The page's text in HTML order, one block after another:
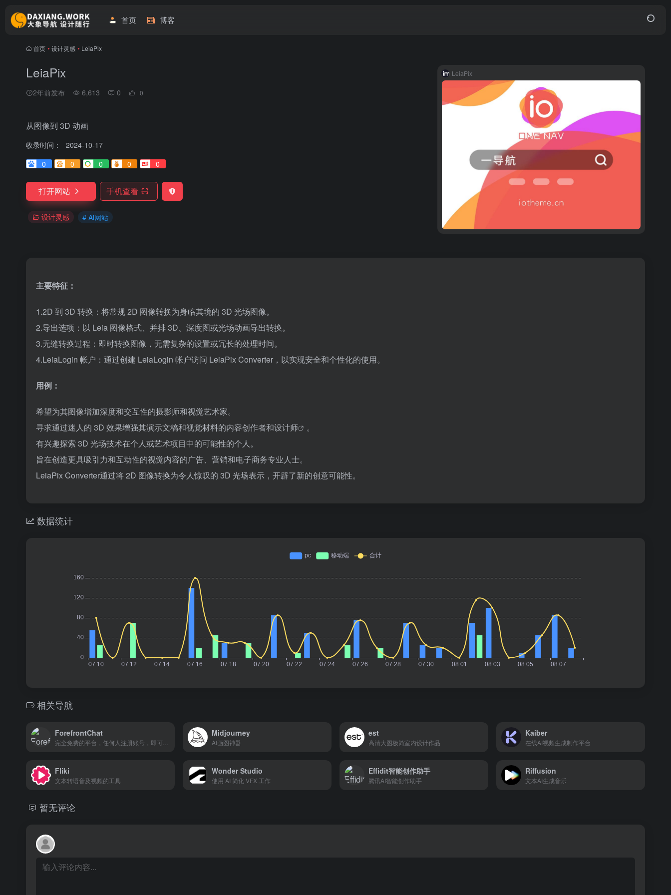
首页 博客
首页 • 设计灵感 • LeiaPix
LeiaPix
2年前发布 6,613 0 0
从图像到 3D 动画
收录时间：
2024-10-17
0
0 0 0 0
打开网站 手机查看
设计灵感 # Ai网站
LeiaPix
主要特征：
1.2D 到 3D 转换：将常规 2D 图像转换为身临其境的 3D 光场图像。
2.导出选项：以 Leia 图像格式、并排 3D、深度图或光场动画导出转换。
3.无缝转换过程：即时转换图像，无需复杂的设置或冗长的处理时间。
4.LeiaLogin 帐户：通过创建 LeiaLogin 帐户访问 LeiaPix Converter，以实现安全和个性化的使用。
用例：
希望为其图像增加深度和交互性的摄影师和视觉艺术家。
寻求通过迷人的 3D 效果增强其演示文稿和视觉材料的内容创作者和设计师
。
有兴趣探索 3D 光场技术在个人或艺术项目中的可能性的个人。
旨在创造更具吸引力和互动性的视觉内容的广告、营销和电子商务专业人士。
LeiaPix Converter通过将 2D 图像转换为令人惊叹的 3D 光场表示，开辟了新的创意可能性。
数据统计
相关导航
ForefrontChat Midjourney
AI画图神器
est
高清大图极简室内设计作品
Kaiber
在线AI视频生成制作平台
Fliki
文本转语音及视频的工具
Wonder Studio
使用 AI 简化 VFX 工作
Effidit智能创作助手
腾讯AI智能创作助手
Riffusion
文本AI生成音乐
暂无评论